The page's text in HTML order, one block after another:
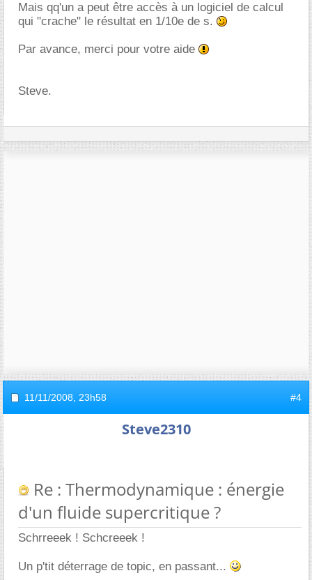
Mais qq'un a peut être accès à un logiciel de calcul
qui "crache" le résultat en 1/10e de s.
Par avance, merci pour votre aide
Steve.
11/11/2008, 23h58 #4
Steve2310
Re : Thermodynamique : énergie
d'un fluide supercritique ?
Schrreeek ! Schcreeek !
Un p'tit déterrage de topic, en passant...